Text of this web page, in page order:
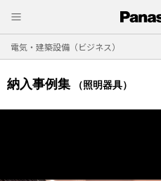
電気・建築設備（ビジネス）
納入事例集 （照明器具）